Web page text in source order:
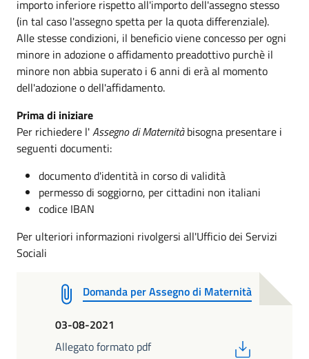
importo inferiore rispetto all'importo dell'assegno stesso
(in tal caso l'assegno spetta per la quota differenziale).
Alle stesse condizioni, il beneficio viene concesso per ogni
minore in adozione o affidamento preadottivo purchè il
minore non abbia superato i 6 anni di erà al momento
dell'adozione o dell'affidamento.
Prima di iniziare
Per richiedere l'Assegno di Maternitàbisogna presentare i
seguenti documenti:
documento d'identità in corso di validità
permesso di soggiorno, per cittadini non italiani
codice IBAN
Per ulteriori informazioni rivolgersi all'Ufficio dei Servizi
Sociali
Domanda per Assegno di Maternità
03-08-2021
Allegato formato pdf